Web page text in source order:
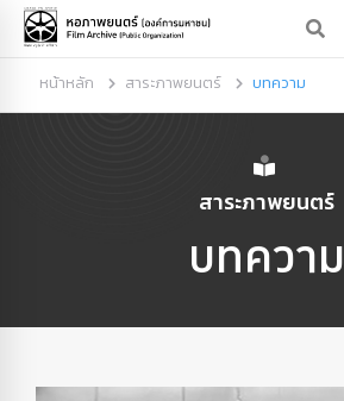
หน้าหลัก สาระภาพยนตร์ บทความ
สาระภาพยนตร์
บทความ